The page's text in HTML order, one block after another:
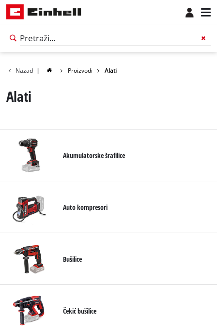
Српски
SRСрпски
Nazad | Proizvodi Alati
Alati
Akumulatorske šrafilice
Auto kompresori
Bušilice
Čekić bušilice